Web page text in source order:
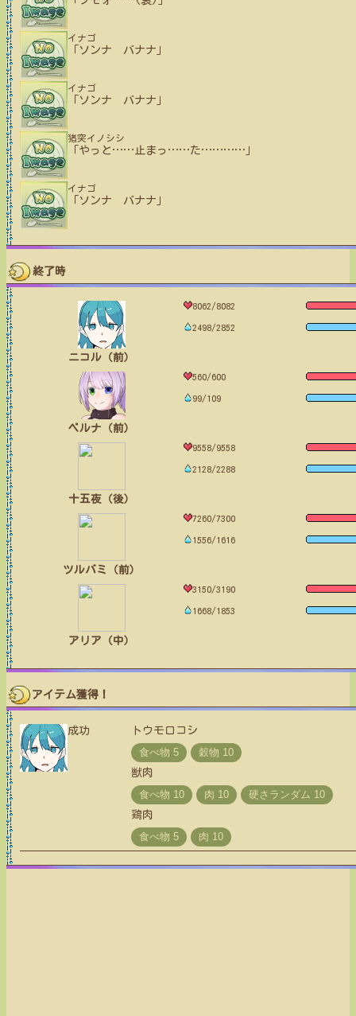
イナゴ
「ソンナ バナナ」
イナゴ
「ソンナ バナナ」
猪突イノシシ
「やっと …… 止まっ ……た…………
イナゴ
「ソンナ バナナ」
終了時
ニコル（前）
8062/8082
2498/2852
ベルナ（前）
560/600
99/109
十五夜（後）
9558/9558
2128/2288
ツルバミ（前）
7260/7300
1556/1616
アリア（中）
3150/3190
1668/1853
アイテム獲得！
成功 トウモロコシ
獣肉
鶏肉